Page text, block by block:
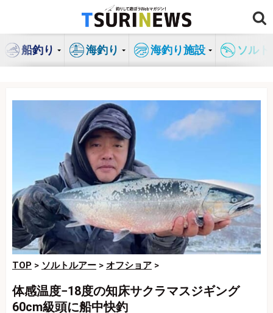
ン
船釣り 海釣り 海釣り施設 ソル
TOP > ソルトルアー > オフショア >
体感温度−18度の知床サクラマスジギング
60cm級頭に船中快釣